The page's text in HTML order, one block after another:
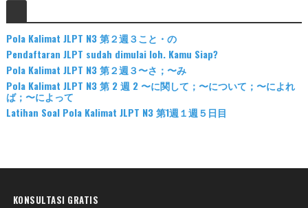
Pola Kalimat JLPT N3 第２週３こと・の
Pendaftaran JLPT sudah dimulai loh. Kamu Siap?
Pola Kalimat JLPT N3 第２週３〜さ；〜み
Pola Kalimat JLPT N3 第 2 週 2 〜に関して；〜について；〜によれ
ば；〜によって
Latihan Soal Pola Kalimat JLPT N3 第1週１週５日目
KONSULTASI GRATIS